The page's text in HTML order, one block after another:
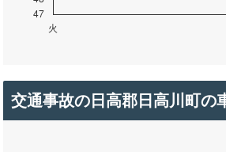
交通事故の日高郡日高川町の